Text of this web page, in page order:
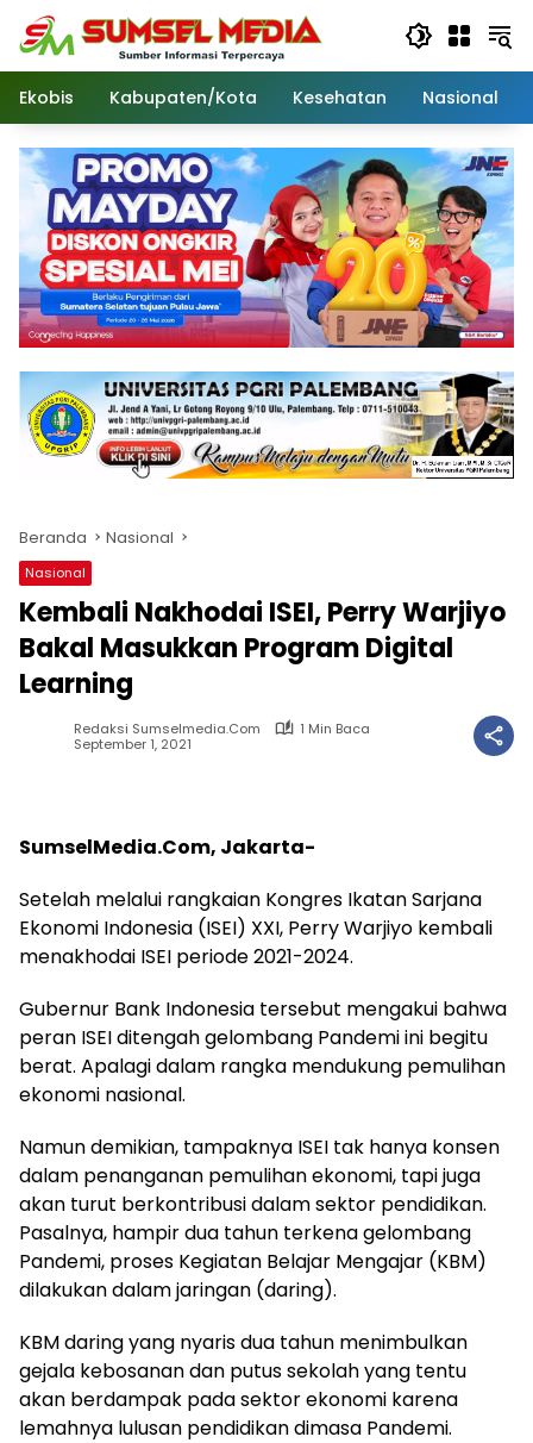
Langsung
konten
Ekobis
Kabupaten/Kota Kesehatan Nasional
Beranda Nasional
Nasional
Kembali Nakhodai ISEI, Perry Warjiyo
Bakal Masukkan Program Digital
Learning
Redaksi Sumselmedia.com
1 Min Baca
September 1, 2021
SumselMedia.Com, Jakarta-
Setelah melalui rangkaian Kongres Ikatan Sarjana
Ekonomi Indonesia (ISEI) XXI, Perry Warjiyo kembali
menakhodai ISEI periode 2021-2024.
Gubernur Bank Indonesia tersebut mengakui bahwa
peran ISEI ditengah gelombang Pandemi ini begitu
berat. Apalagi dalam rangka mendukung pemulihan
ekonomi nasional.
Namun demikian, tampaknya ISEI tak hanya konsen
dalam penanganan pemulihan ekonomi, tapi juga
akan turut berkontribusi dalam sektor pendidikan.
Pasalnya, hampir dua tahun terkena gelombang
Pandemi, proses Kegiatan Belajar Mengajar (KBM)
dilakukan dalam jaringan (daring).
KBM daring yang nyaris dua tahun menimbulkan
gejala kebosanan dan putus sekolah yang tentu
akan berdampak pada sektor ekonomi karena
lemahnya lulusan pendidikan dimasa Pandemi.